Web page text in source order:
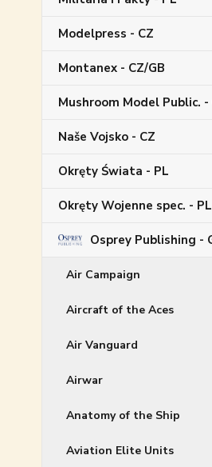
Modelpress - CZ
Montanex - CZ/GB
Mushroom Model Public. -
Naše Vojsko - CZ
Okręty Świata - PL
Okręty Wojenne spec. - PL
Osprey Publishing -
Air Campaign
Aircraft of the Aces
Air Vanguard
Airwar
Anatomy of the Ship
Aviation Elite Units